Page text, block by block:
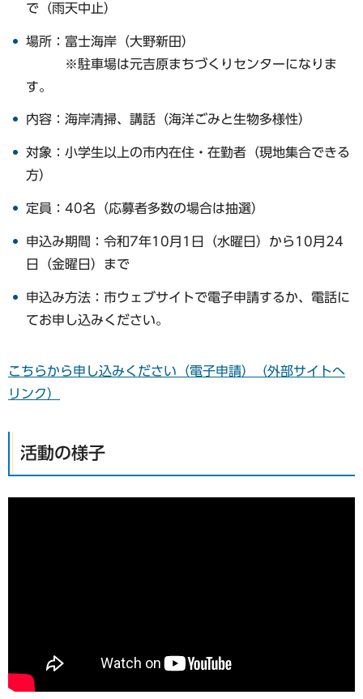
で（雨天中止）
場所：富士海岸（大野新田）
※駐車場は元吉原まちづくりセンターになりま
す。
内容：海岸清掃、講話（海洋ごみと生物多様性）
対象：小学生以上の市内在住・在勤者（現地集合できる
方）
定員：40名（応募者多数の場合は抽選）
申込み期間：令和7年10月1日（水曜日）から10月24
日（金曜日）まで
申込み方法：市ウェブサイトで電子申請するか、電話に
てお申し込みください。
こちらから申し込みください（電子申請）（外部サイトへ
リンク）
活動の様子